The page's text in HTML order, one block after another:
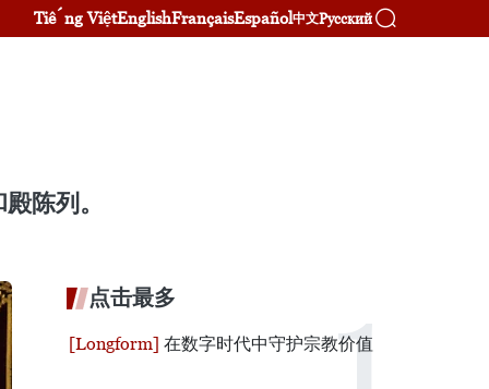
Tiếng ViệtEnglishFrançaisEspañol中文Русский
陈列。
点击最多
在数字时代中守护宗教价值